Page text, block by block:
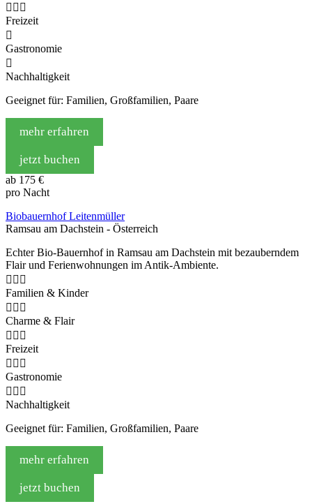
  
Freizeit

Gastronomie

Nachhaltigkeit
Geeignet für: Familien, Großfamilien, Paare
mehr erfahren
jetzt buchen
ab 175 €
pro Nacht
Biobauernhof Leitenmüller
Ramsau am Dachstein - Österreich
Echter Bio-Bauernhof in Ramsau am Dachstein mit bezauberndem
Flair und Ferienwohnungen im Antik-Ambiente.
  
Familien & Kinder
  
Charme & Flair
  
Freizeit
  
Gastronomie
  
Nachhaltigkeit
Geeignet für: Familien, Großfamilien, Paare
mehr erfahren
jetzt buchen